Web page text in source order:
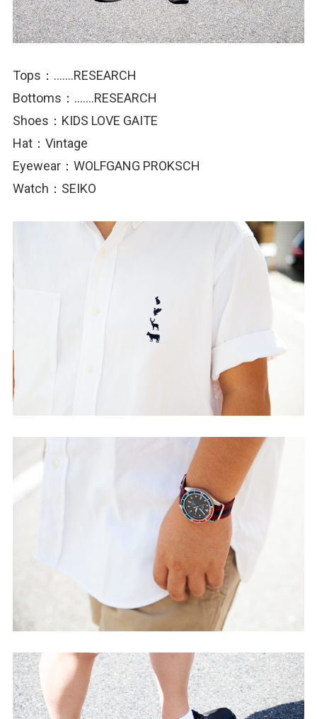
Tops：…….RESEARCH
Bottoms：…….RESEARCH
Shoes：KIDS LOVE GAITE
Hat：Vintage
Eyewear：WOLFGANG PROKSCH
Watch：SEIKO